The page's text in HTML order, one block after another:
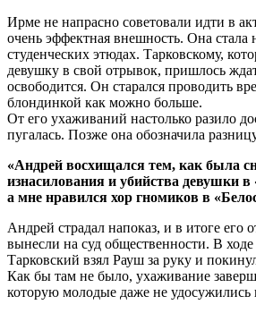
Ирме не напрасно советовали идти в
очень эффектная внешность. Она стала
студенческих этюдах. Тарковскому,
девушку в свой отрывок, пришлось
освободится. Он старался проводить
блондинкой как можно больше.
От его ухаживаний настолько разило
пугалась. Позже она обозначила
«Андрей восхищался тем, как была
изнасилования и убийства девушки
а мне нравился хор гномиков в
Андрей страдал напоказ, и в итоге
вынесли на суд общественности. В
Тарковский взял Рауш за руку и
Как бы там не было, ухаживание
которую молодые даже не удосужились